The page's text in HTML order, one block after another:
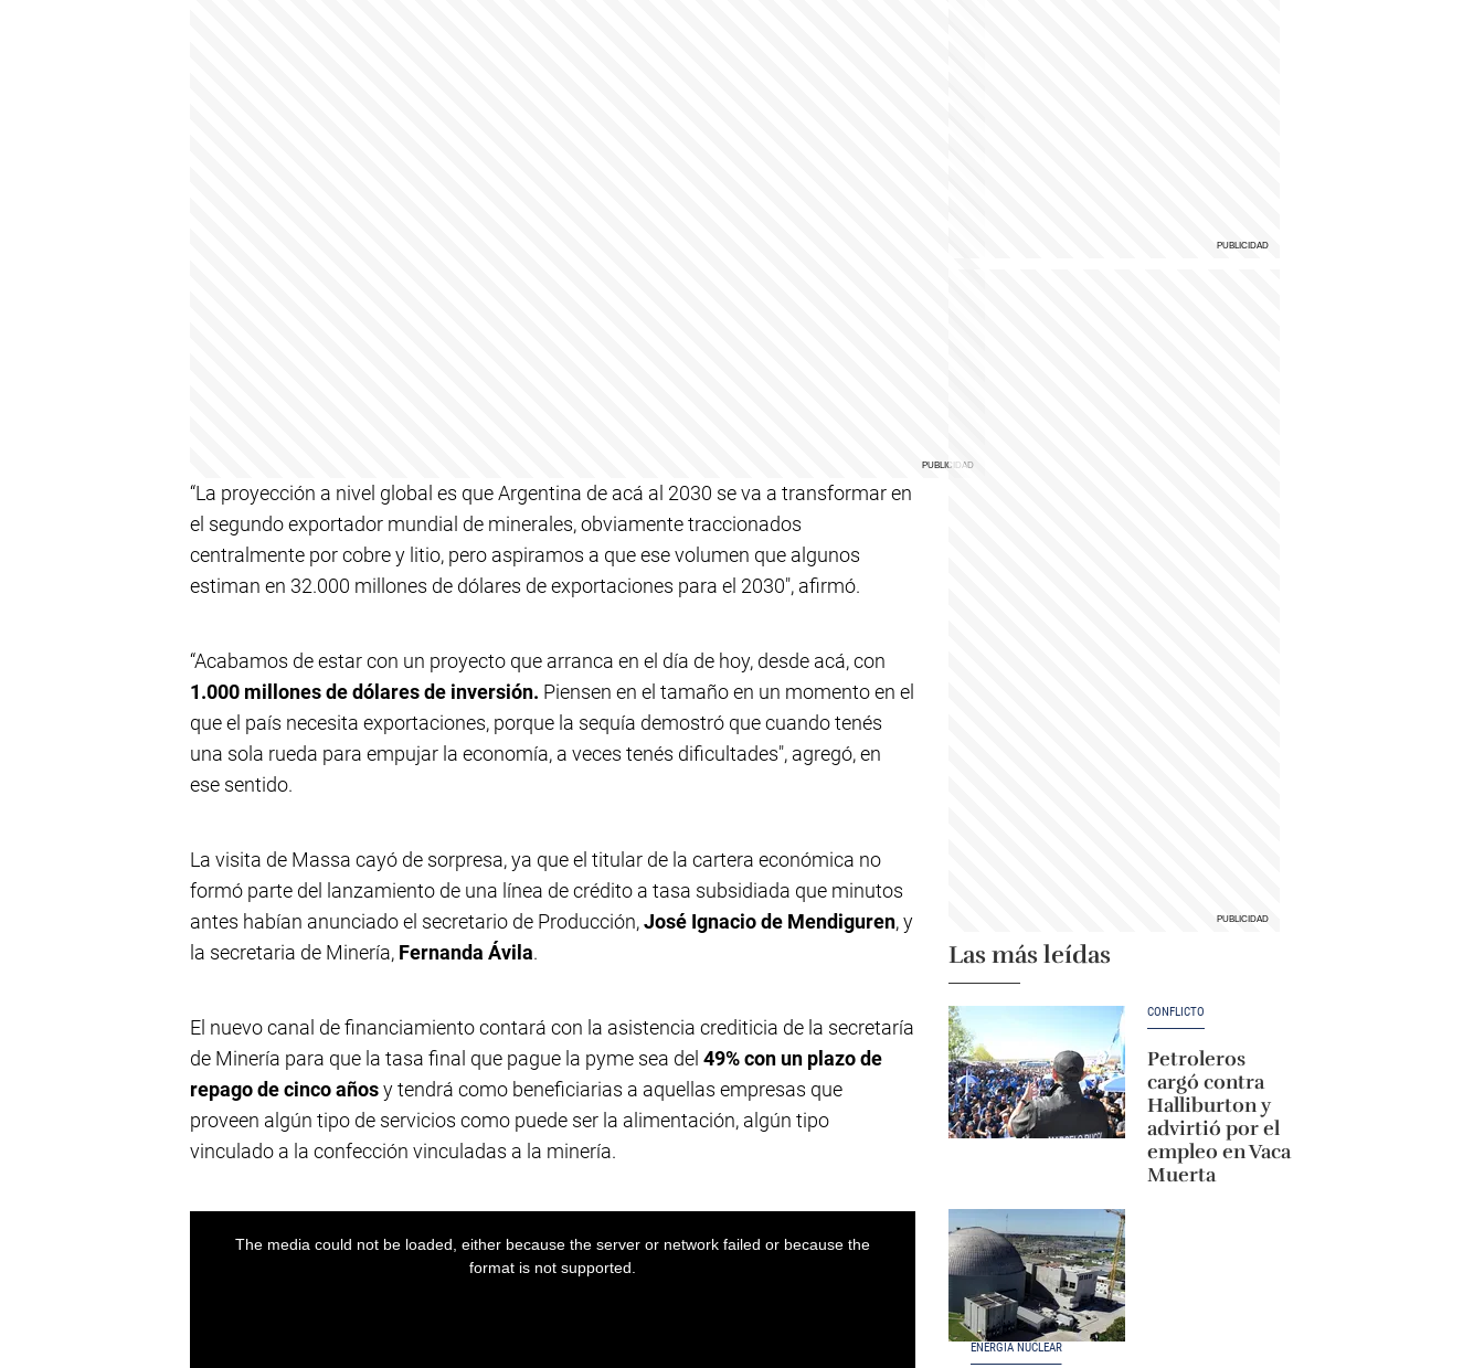
“La proyección a nivel global es que Argentina de acá al 2030 se va a transformar en
el segundo exportador mundial de minerales, obviamente traccionados
centralmente por cobre y litio, pero aspiramos a que ese volumen que algunos
estiman en 32.000 millones de dólares de exportaciones para el 2030", afirmó.
“Acabamos de estar con un proyecto que arranca en el día de hoy, desde acá, con
1.000 millones de dólares de inversión. Piensen en el tamaño en un momento en el
que el país necesita exportaciones, porque la sequía demostró que cuando tenés
una sola rueda para empujar la economía, a veces tenés dificultades", agregó, en
ese sentido.
La visita de Massa cayó de sorpresa, ya que el titular de la cartera económica no
formó parte del lanzamiento de una línea de crédito a tasa subsidiada que minutos
antes habían anunciado el secretario de Producción,José Ignacio de Mendiguren, y
la secretaria de Minería, Fernanda Ávila.
El nuevo canal de financiamiento contará con la asistencia crediticia de la secretaría
de Minería para que la tasa final que pague la pyme sea del 49% con un plazo de
repago de cinco añosy tendrá como beneficiarias a aquellas empresas que
proveen algún tipo de servicios como puede ser la alimentación, algún tipo
vinculado a la confección vinculadas a la minería.
Las más leídas
CONFLICTO
Petroleros
cargó contra
Halliburton y
advirtió por el
empleo en Vaca
Muerta
ENERGÍA NUCLEAR